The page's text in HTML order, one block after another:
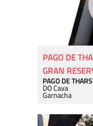
PAGO DE
GRAN
PAGO DE
DO Cava
Garnacha